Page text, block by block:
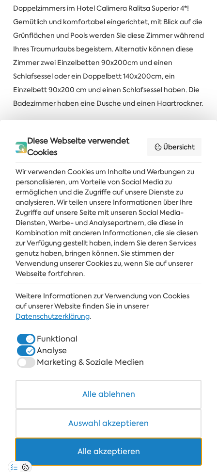
Doppelzimmers im Hotel Calimera Ralitsa Superior 4*!
Gemütlich und komfortabel eingerichtet, mit Blick auf die
Grünflächen und Pools werden Sie diese Zimmer während
Ihres Traumurlaubs begeistern. Alternativ können diese
Zimmer zwei Einzelbetten 90x200cm und einen
Schlafsessel oder ein Doppelbett 140x200cm, ein
Einzelbett 90x200 cm und einen Schlafsessel haben. Die
Badezimmer haben eine Dusche und einen Haartrockner.
Nach14Uhr 2
Maximale Anzahl von Personen
2Erwachsene +2Kinder
Wohnfläche
16m²
Holen Sie sich die neuesten Nachrichten und Angebote direkt in Ihren
Posteingang
ABONNIEREN
ALBENA
SPA & GESUNDHEIT
RESTAURANTS & BARS
COWORKING
+359 700 12 110
Diese Webseite verwendet
Cookies
Übersicht
Wir verwenden Cookies um Inhalte und Werbungen zu
personalisieren, um Vorteile von Social Media zu
ermöglichen und die Zugriffe auf unsere Dienste zu
analysieren. Wir teilen unsere Informationen über Ihre
Zugriffe auf unsere Seite mit unseren Social Media-
Diensten, Werbe- und Analysepartnern, die diese in
Kombination mit anderen Informationen, die sie diesen
zur Verfügung gestellt haben, indem Sie deren Services
genutz haben, bringen können. Sie stimmen der
Verwendung unserer Cookies zu, wenn Sie auf unserer
Webseite fortfahren.
Weitere Informationen zur Verwendung von Cookies
auf unserer Website finden Sie in unserer
Datenschutzerklärung.
Funktional
Analyse
Marketing & Soziale Medien
Alle ablehnen
Auswahl akzeptieren
Alle akzeptieren